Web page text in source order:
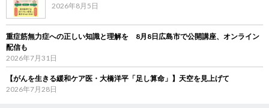
2026年8月5日
重症筋無力症への正しい知識と理解を 8月8日広島市で公開講座、オンライン
配信も
2026年7月31日
【がんを生きる緩和ケア医・大橋洋平「足し算命」】天空を見上げて
2026年7月28日